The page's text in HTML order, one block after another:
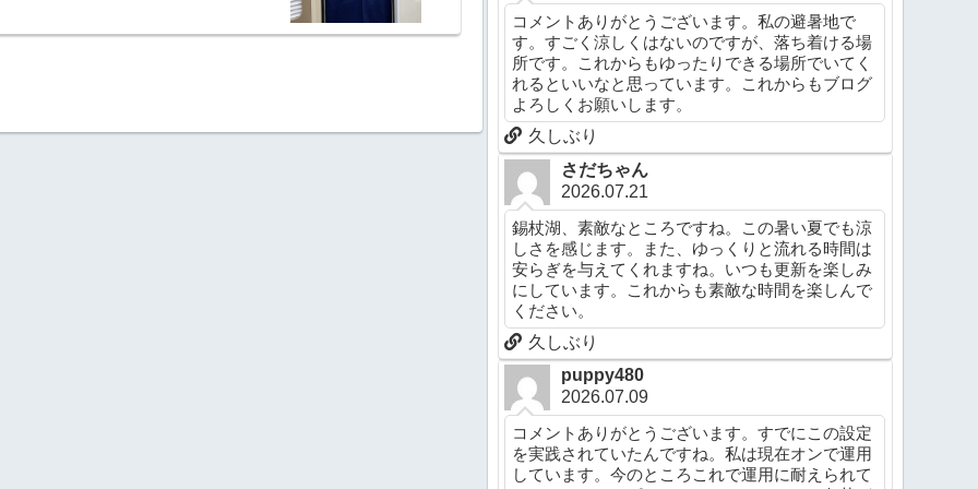
コメントありがとうございます。私の避暑地で
す。すごく涼しくはないのですが、落ち着ける場
所です。これからもゆったりできる場所でいてく
れるといいなと思っています。これからもブログ
よろしくお願いします。
久しぶり
さだちゃん
2026.07.21
錫杖湖、素敵なところですね。この暑い夏でも涼
しさを感じます。また、ゆっくりと流れる時間は
安らぎを与えてくれますね。いつも更新を楽しみ
にしています。これからも素敵な時間を楽しんで
ください。
久しぶり
puppy480
2026.07.09
コメントありがとうございます。すでにこの設定
を実践されていたんですね。私は現在オンで運用
しています。今のところこれで運用に耐えられて